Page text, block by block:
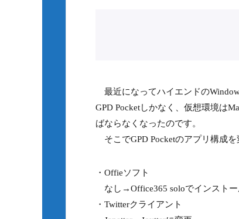
最近になってハイエンドの
GPD Pocketしかなく、仮想環境は
ばならなくなったのです。
そこでGPD Pocketのアプリ構成を
・Offieソフト
なし→Office365 soloでインストー
・Twitterクライアント